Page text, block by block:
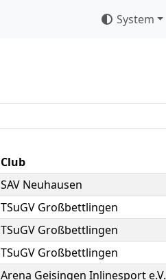
System
Club
SAV Neuhausen
TSuGV Großbettlingen
TSuGV Großbettlingen
TSuGV Großbettlingen
Arena Geisingen Inlinesport e.V.